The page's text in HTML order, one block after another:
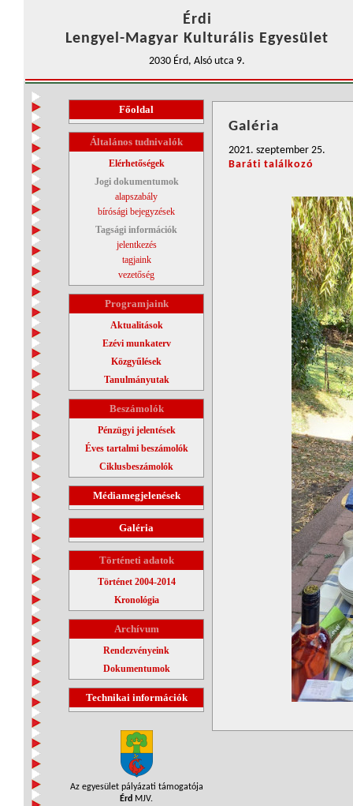
Érdi
Lengyel-Magyar Kulturális Egyesület
2030 Érd, Alsó utca 9.
Főoldal
Általános tudnivalók
Elérhetőségek
Jogi dokumentumok
alapszabály
bírósági bejegyzések
Tagsági információk
jelentkezés
tagjaink
vezetőség
Programjaink
Aktualitások
Ezévi munkaterv
Közgyűlések
Tanulmányutak
Beszámolók
Pénzügyi jelentések
Éves tartalmi beszámolók
Ciklusbeszámolók
Médiamegjelenések
Galéria
Történeti adatok
Történet 2004-2014
Kronológia
Archívum
Rendezvényeink
Dokumentumok
Technikai információk
Az egyesület pályázati támogatója
Érd MJV.
Galéria
2021. szeptember 25.
Baráti találkozó